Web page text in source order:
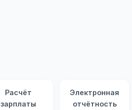
Расчёт
зарплаты
Электронная
отчётность